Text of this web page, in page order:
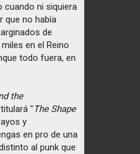
cuando ni siquiera
que no había
de
en el Reino
todo fuera, en
the
" The Shape
y
en pro de una
al punk que